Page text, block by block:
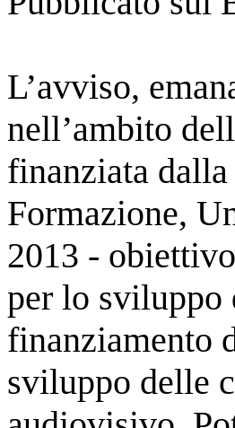
L’avviso,
nell’ambito
finanziata
Formazione,
2013 -
per lo sviluppo
finanziamento
sviluppo delle